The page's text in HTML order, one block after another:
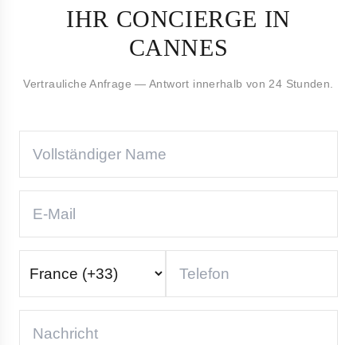
IHR CONCIERGE IN
CANNES
Vertrauliche Anfrage — Antwort innerhalb von 24 Stunden.